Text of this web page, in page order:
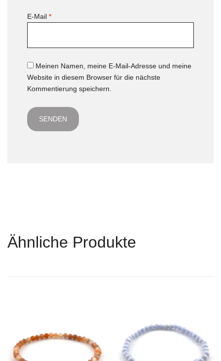
E-Mail *
Meinen Namen, meine E-Mail-Adresse und meine
Website in diesem Browser für die nächste
Kommentierung speichern.
Ähnliche Produkte